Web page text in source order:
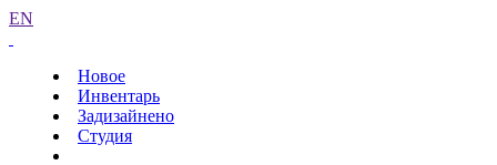
EN
Новое
Инвентарь
Задизайнено
Студия